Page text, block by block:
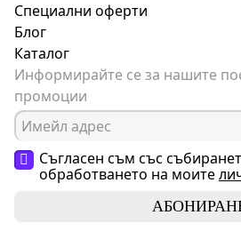
Специални оферти
Блог
Каталог
Информирайте се за нашите
промоции
Съгласен съм със
обработването на моите